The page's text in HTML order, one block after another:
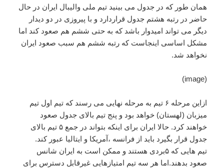
همان طور که در جدول می بینید تیم ملی والیبال ایران در حال
حاضر در رتبه هشتم جدول قراردارد و با پیروزی در دو دیدار
دیگر می تواند امیدوار باشد که به حتی ششم هم صعود کند اما
مشکل اساسی اینجاست که رتبه ششم هم سبب صعود ایران
نخواهد شد.
(image)
ازاین مرحله ۶ تیم به مرحله نهایی می رسند که تیم اول تیم
میزبان (لهستان) خواهد بود و پنج تیم بالای جدول صعود
خواهند کرد. حالا ایران برای اینکه بتواند در جمع ۵ تیم بالای
جدول قرار بگیرد باید از فرانسه ،آمریکا و ایتالیا عبور کند.
تیم هایی که ۵بردی هستند و ممکن است به ایران شانس
صعود بدهند.اما هر سه تیم امتیازهایی غیرقابل دسترس برای